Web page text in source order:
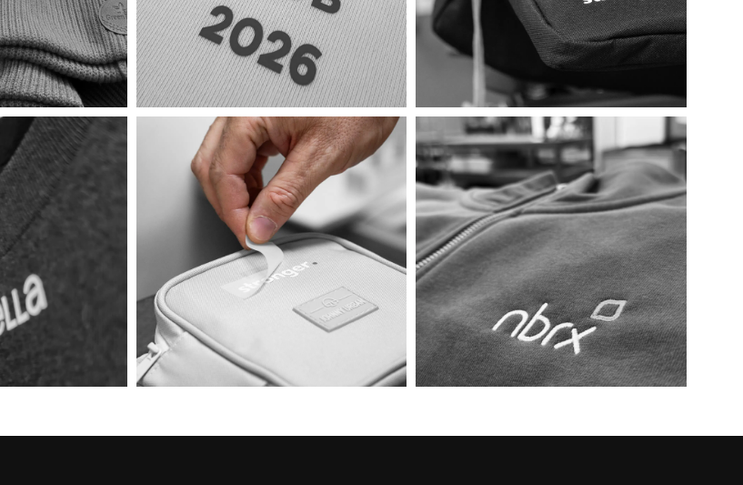
Drummer 2.0 / STSU168 Roller / STSU868
ab19,40€